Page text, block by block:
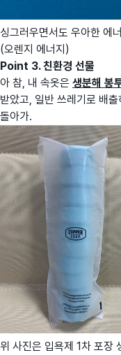
싱그러우면서도 우아한 에
(오렌지 에너지)
Point 3. 친환경 선물
아 참, 내 속옷은 생분해 봉
받았고, 일반 쓰레기로 배
돌아가.
위 사진은 입욕제 1차 포장